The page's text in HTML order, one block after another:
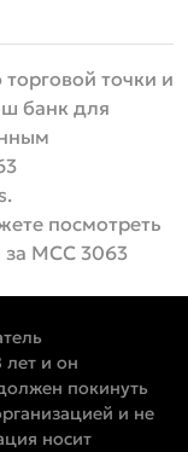
точки и
банк для
посмотреть
MCC 3063
лет и он
покинуть
и не
носит